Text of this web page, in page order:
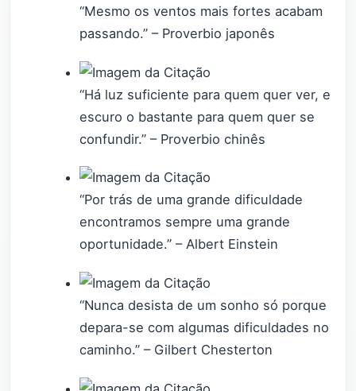
“Mesmo os ventos mais fortes acabam
passando.” – Proverbio japonês
“Há luz suficiente para quem quer ver, e
escuro o bastante para quem quer se
confundir.” – Proverbio chinês
“Por trás de uma grande dificuldade
encontramos sempre uma grande
oportunidade.” – Albert Einstein
“Nunca desista de um sonho só porque
depara-se com algumas dificuldades no
caminho.” – Gilbert Chesterton